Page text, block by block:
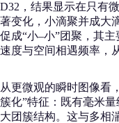
D32，结果显示在只有
著变化，小滴聚并成大
促成“小–小”团聚，其
速度与空间相遇频率，
从更微观的瞬时图像看
簇化”特征：既有毫米
大团簇结构。这与多相